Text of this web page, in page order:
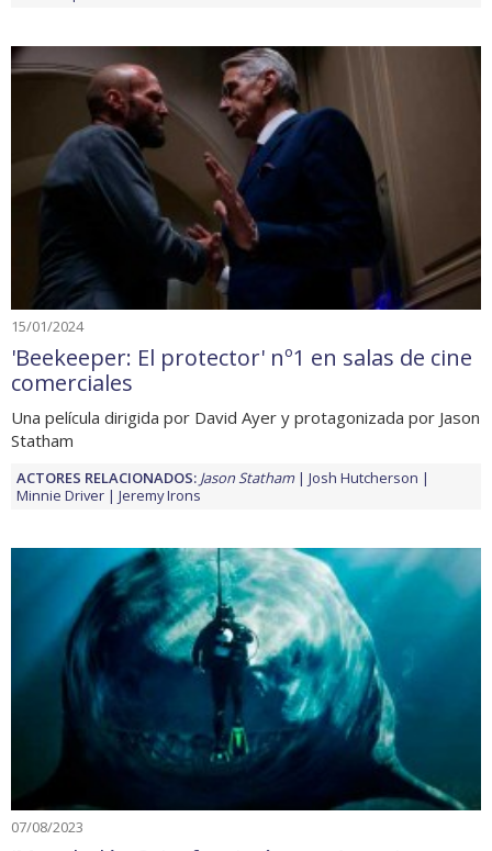
15/01/2024
'Beekeeper: El protector' nº1 en salas de cine
comerciales
Una película dirigida por David Ayer y protagonizada por Jason
Statham
ACTORES RELACIONADOS: Jason Statham
Josh Hutcherson
Minnie Driver
Jeremy Irons
07/08/2023